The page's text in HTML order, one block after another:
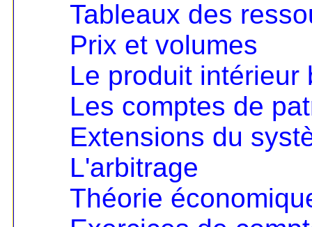
Tableaux des
Prix et volumes
Le produit intérieur
Les comptes de
Extensions du
L'arbitrage
Théorie